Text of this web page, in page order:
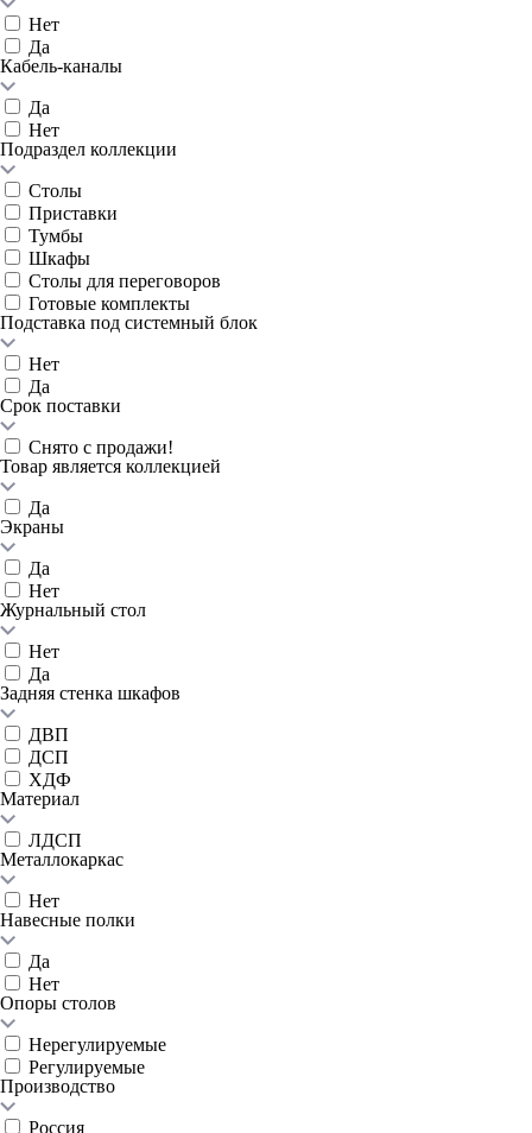
Нет
Да
Кабель-каналы
Да
Нет
Подраздел коллекции
Столы
Приставки
Тумбы
Шкафы
Столы для переговоров
Готовые комплекты
Подставка под системный блок
Нет
Да
Срок поставки
Снято с продажи!
Товар является коллекцией
Да
Экраны
Да
Нет
Журнальный стол
Нет
Да
Задняя стенка шкафов
ДВП
ДСП
ХДФ
Материал
ЛДСП
Металлокаркас
Нет
Навесные полки
Да
Нет
Опоры столов
Нерегулируемые
Регулируемые
Производство
Россия